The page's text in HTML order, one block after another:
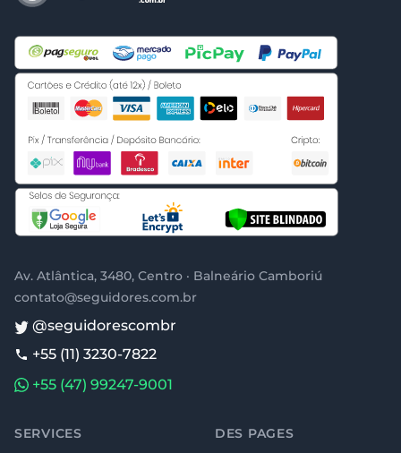
Av. Atlântica, 3480, Centro · Balneário Camboriú
contato@seguidores.com.br
@seguidorescombr
+55 (11) 3230-7822
+55 (47) 99247-9001
SERVICES DES PAGES